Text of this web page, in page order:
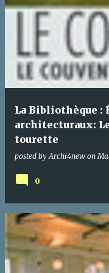
o
La Bibliothèque :
architecturaux:
tourette
posted by Archi4new on
0